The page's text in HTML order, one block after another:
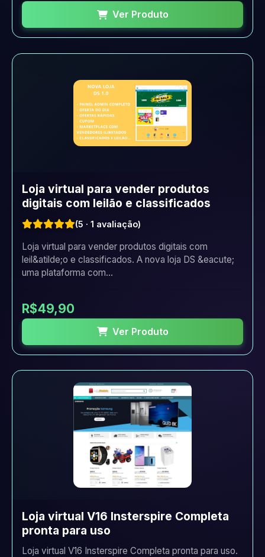
Ver Produto
Loja virtual para vender produtos
digitais com leilão e classificados
(5 · 1 avaliação)
Loja virtual para vender produtos digitais com
leil&atilde;o e classificados. A nova loja DS &eacute;
uma plataforma com...
R$49,90
Ver Produto
Loja virtual V16 Insterspire Completa
pronta para uso
Loja virtual V16 Insterspire Completa pronta para uso.